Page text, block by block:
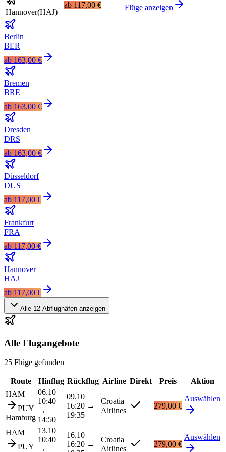
Hannover(HAJ)
ab 117,00 € Flüge anzeigen
Berlin
BER
ab 163,00 €
Bremen
BRE
ab 163,00 €
Dresden
DRS
ab 163,00 €
Düsseldorf
DUS
ab 117,00 €
Frankfurt
FRA
ab 117,00 €
Hannover
HAJ
ab 117,00 €
Alle 12 Abflughäfen anzeigen
Alle Flugangebote
25 Flüge gefunden
Route Hinflug Rückflug Airline Direkt Preis
Aktion
HAM
PUY
Hamburg
06.10
10:40
→
14:50
09.10
16:20 →
19:35
Croatia
Airlines
279,00 €
Auswählen
HAM
PUY
13.10
10:40
→
16.10
16:20 →
Croatia
Airlines
279,00 €
Auswählen